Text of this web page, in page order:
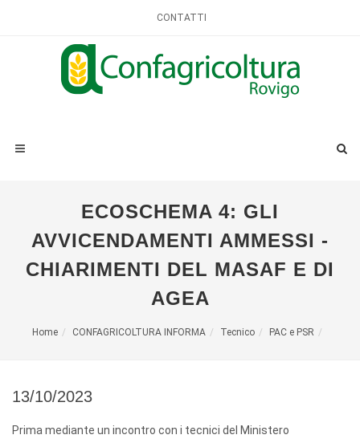
CONTATTI
ECOSCHEMA 4: GLI
AVVICENDAMENTI AMMESSI -
CHIARIMENTI DEL MASAF E DI
AGEA
Home CONFAGRICOLTURA INFORMA Tecnico PAC e PSR
13/10/2023
Prima mediante un incontro con i tecnici del Ministero